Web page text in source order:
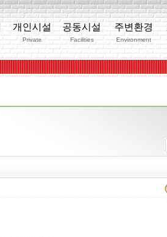
개인시설
Private
공동시설
Facilities
주변환경
Environment